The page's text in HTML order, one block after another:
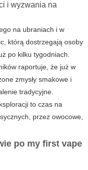
i wyzwania na
na ubraniach i w
którą dostrzegają osoby
po kilku tygodniach.
raportuje, że już w
zmysły smakowe i
tradycyjne.
to czas na
przez owocowe,
po my first vape